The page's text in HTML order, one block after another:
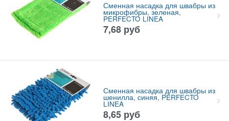
Сменная насадка для швабры из
микрофибры, зеленая,
PERFECTO LINEA
7,68 руб
Сменная насадка для швабры из
шенилла, синяя, PERFECTO
LINEA
8,65 руб